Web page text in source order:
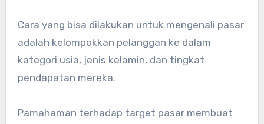
Cara yang bisa dilakukan untuk mengenali pasar
adalah kelompokkan pelanggan ke dalam
kategori usia, jenis kelamin, dan tingkat
pendapatan mereka.
Pamahaman terhadap target pasar membuat